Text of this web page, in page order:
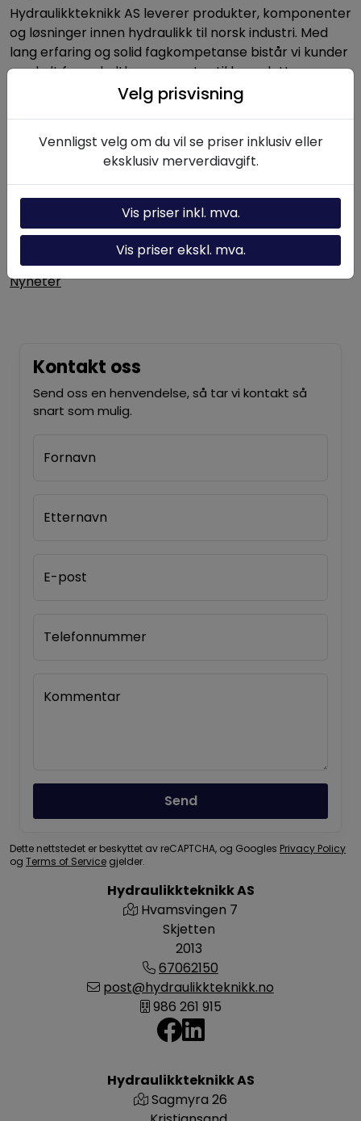
Hydraulikkteknikk AS
Hvamsvingen 7
Skjetten
2013
67062150
post@hydraulikkteknikk.no
986 261 915
Hydraulikkteknikk AS leverer produkter, komponenter
og løsninger innen hydraulikk til norsk industri. Med
lang erfaring og solid fagkompetanse bistår vi kunder
med alt fra enkeltkomponenter til komplette
hydrauliske systemer.
Nyttige linker
Hydraulikk-kalkulator
Nyheter
Hydraulikkteknikk AS
Sagmyra 26
Kontakt oss
Send oss en henvendelse, så tar vi kontakt så
snart som mulig.
Fornavn
Etternavn
E-post
Telefonnummer
Kommentar
Send
Dette nettstedet er beskyttet av reCAPTCHA, og Googles Privacy Policy
og Terms of Service gjelder.
Velg prisvisning
Vennligst velg om du vil se priser inklusiv eller
eksklusiv merverdiavgift.
Vis priser inkl. mva.
Vis priser ekskl. mva.